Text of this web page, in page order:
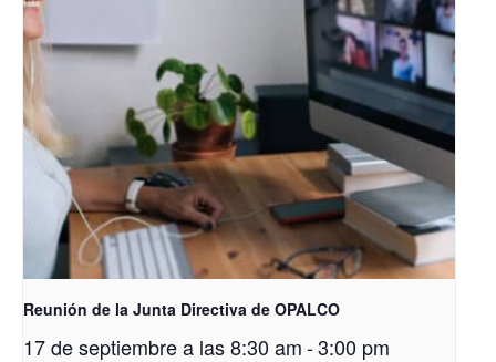
Reunión de la Junta Directiva de OPALCO
17 de septiembre a las 8:30 am-3:00 pm